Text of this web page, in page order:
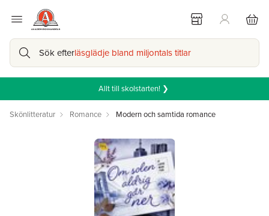
Sök efterläsglädje bland miljontals titlar
Allt till skolstarten! ❯
Skönlitteratur Romance Modern och samtida romance